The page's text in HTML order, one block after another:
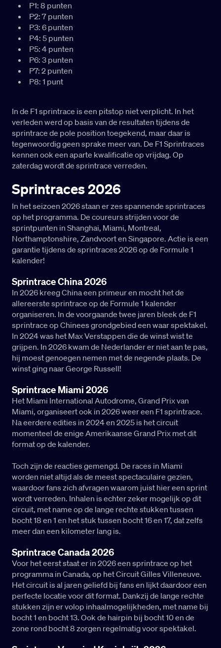
P1: 8 punten
P2: 7 punten
P3: 6 punten
P4: 5 punten
P5: 4 punten
P6: 3 punten
P7: 2 punten
P8: 1 punt
In de F1 sprintrace is een pitstop niet verplicht. In het
verleden werd op basis van de resultaten tijdens de
sprintrace de pole position toegekend, maar daar is
tegenwoordig geen sprake meer van. De F1 Sprintraces
kennen ook een aparte kwalificatie op vrijdag. Op
zaterdag wordt de sprintrace verreden.
Sprintraces 2026
In het seizoen 2026 staan er zes spannende sprintraces
op het programma. De coureurs strijden voor de
sprintpunten in Shanghai, Miami, Montreal,
Northamptonshire, Zandvoort en Singapore. Actie is een
garantie tijdens de sprintraces 2026 op de Formule 1
kalender!
Sprintrace China 2026
In 2026 kreeg China een primeur en mocht het de
allereerste sprintrace op de Formule 1 kalender
organiseren. In de voorgaande twee jaren bleek de F1
sprintrace op Chinees grondgebied een waar spektakel.
In 2024 was het Max Verstappen die de winst wist te
grijpen. In 2026 kwam de Nederlander er niet aan te pas,
hij moest genoegen nemen met de negende plaats. De
winst ging naar George Russell!
Sprintrace Miami 2026
Het Miami International Autodrome, Grand Prix van
Miami, organiseert ook in 2026 weer een F1 sprintrace.
Na eerdere edities in 2024 en 2025 is het circuit
momenteel de enige Amerikaanse Grand Prix met dit
format op de kalender.
Toch zijn de reacties gemengd. De races in Miami
worden niet altijd als de meest spectaculaire gezien,
waardoor fans zich afvragen waarom juist hier een sprint
wordt verreden. Inhalen is echter zeker mogelijk op dit
circuit, met name op de lange rechte stukken tussen
bocht 18 en 1 en het stuk tussen bocht 16 en 17, dat zelfs
meer dan een kilometer lang is.
Sprintrace Canada 2026
Voor het eerst staat er in 2026 een sprintrace op het
programma in Canada, op het Circuit Gilles Villeneuve.
Het circuit is al jaren geliefd bij fans en lijkt daardoor een
perfecte locatie voor dit format. Dankzij de lange rechte
stukken zijn er volop inhaalmogelijkheden, met name bij
bocht 1 en bocht 13. Ook de hairpin bij bocht 10 en de
zone rond bocht 8 zorgen regelmatig voor spektakel.